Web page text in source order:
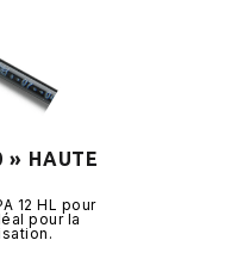
» HAUTE
12 HL pour
pour la